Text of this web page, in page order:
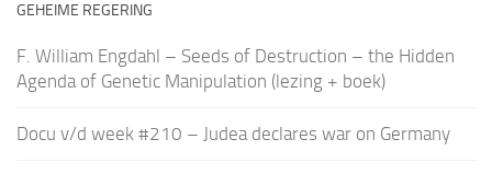
GEHEIME REGERING
F. William Engdahl – Seeds of Destruction – the Hidden
Agenda of Genetic Manipulation (lezing + boek)
Docu v/d week #210 – Judea declares war on Germany